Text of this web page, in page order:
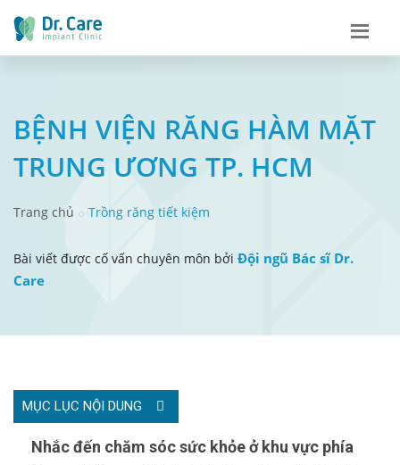
​​​​​​​BỆNH VIỆN RĂNG HÀM MẶT
TRUNG ƯƠNG TP. HCM
Trang chủ Trồng răng tiết kiệm
Bài viết được cố vấn chuyên môn bởi Đội ngũ Bác sĩ Dr.
Care
MỤC LỤC NỘI DUNG